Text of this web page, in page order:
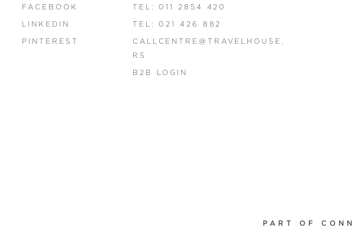
FACEBOOK
LINKEDIN
PINTEREST
TEL: 011 2854 420
TEL: 021 426 882
CALLCENTRE@TRAVELHOUSE.
RS
B2B LOGIN
PART OF